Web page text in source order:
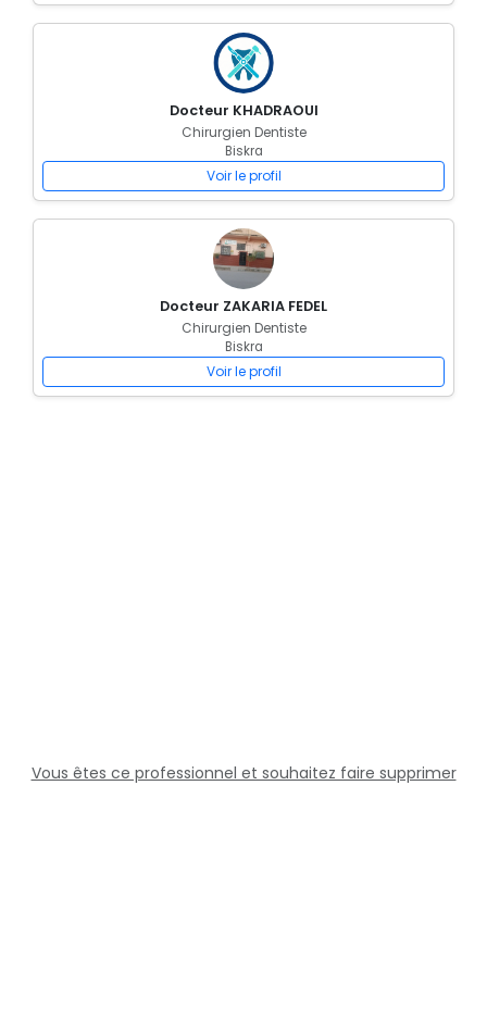
Docteur KHADRAOUI
Chirurgien Dentiste
Biskra
Voir le profil
Docteur ZAKARIA FEDEL
Chirurgien Dentiste
Biskra
Voir le profil
Vous êtes ce professionnel et souhaitez faire supprimer